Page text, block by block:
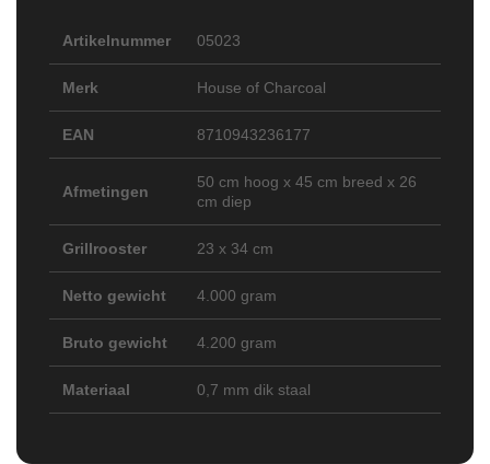
Artikelnummer 05023
Merk House of Charcoal
EAN 8710943236177
Afmetingen
50 cm hoog x 45 cm breed x 26
cm diep
Grillrooster 23 x 34 cm
Netto gewicht 4.000 gram
Bruto gewicht 4.200 gram
Materiaal 0,7 mm dik staal